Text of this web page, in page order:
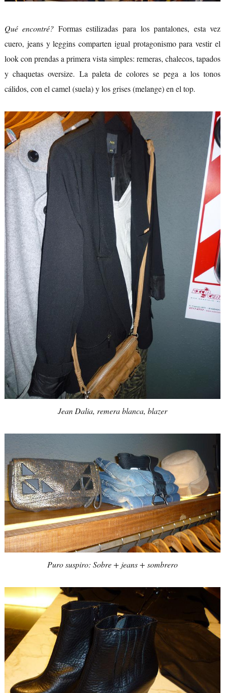
Qué encontré? Formas estilizadas para los pantalones, esta vez
cuero, jeans y leggins comparten igual protagonismo para vestir el
look con prendas a primera vista simples: remeras, chalecos, tapados
y chaquetas oversize. La paleta de colores se pega a los tonos
cálidos, con el camel (suela) y los grises (melange) en el top.
Jean Dalia, remera blanca, blazer
Puro suspiro: Sobre + jeans + sombrero